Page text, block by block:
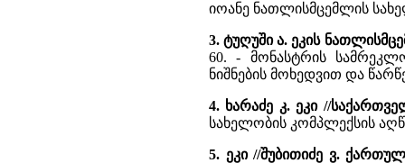
იოანე ნათლისმცემლის
3. ტუღუში ა. ეკის
60. - მონასტრის
ნიშნების მოხედვით და
4. ხარაძე კ. ეკი //
სახელობის კომპლექსის
5. ეკი //შუბითიძე ვ.